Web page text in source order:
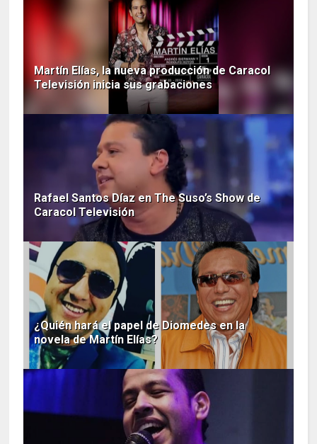
Martín Elías, la nueva producción de Caracol
Televisión inicia sus grabaciones
Rafael Santos Díaz en The Suso’s Show de
Caracol Televisión
¿Quién hará el papel de Diomedes en la
novela de Martín Elías?